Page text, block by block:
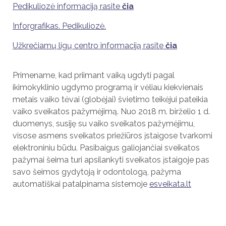
Pedikuliozė informaciją rasite čia
Inforgrafikas. Pedikuliozė.
Užkrečiamų ligų centro informaciją rasite čia
Primename, kad priimant vaiką ugdyti pagal
ikimokyklinio ugdymo programą ir vėliau kiekvienais
metais vaiko tėvai (globėjai) švietimo teikėjui pateikia
vaiko sveikatos pažymėjimą. Nuo 2018 m. birželio 1 d.
duomenys, susiję su vaiko sveikatos pažymėjimu,
visose asmens sveikatos priežiūros įstaigose tvarkomi
elektroniniu būdu. Pasibaigus galiojančiai sveikatos
pažymai šeima turi apsilankyti sveikatos įstaigoje pas
savo šeimos gydytoją ir odontologą, pažyma
automatiškai patalpinama sistemoje esveikata.lt